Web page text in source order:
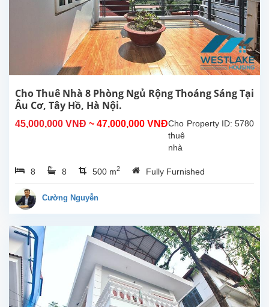
vườn
rộng
tại
Tây
Hồ,
Hà
Nội.
5
rộng
rãi4...
Cho Thuê Nhà 8 Phòng Ngủ Rộng Thoáng Sáng Tại
Âu Cơ, Tây Hồ, Hà Nội.
45,000,000 VNĐ ~ 47,000,000 VNĐ Property ID: 5780
Cho
thuê
nhà
phòng
ngủ
tại
Âu
Cơ,
Tây
Hồ,
Hà
Nội.
8 8 500 m2 Fully Furnished
Cường Nguyễn